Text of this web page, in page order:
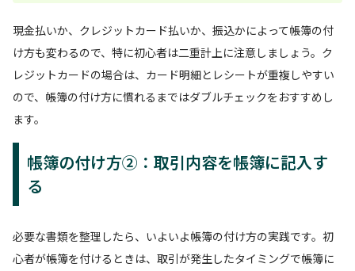
現金払いか、クレジットカード払いか、振込かによって帳簿の付
け方も変わるので、特に初心者は二重計上に注意しましょう。ク
レジットカードの場合は、カード明細とレシートが重複しやすい
ので、帳簿の付け方に慣れるまではダブルチェックをおすすめし
ます。
帳簿の付け方②：取引内容を帳簿に記入す
る
必要な書類を整理したら、いよいよ帳簿の付け方の実践です。初
心者が帳簿を付けるときは、取引が発生したタイミングで帳簿に